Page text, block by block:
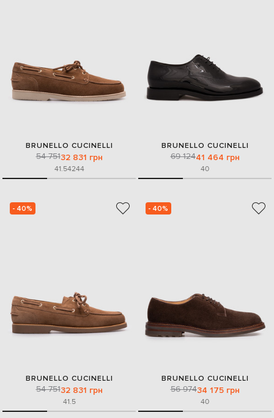
BRUNELLO CUCINELLI
54 75132 831 грн
41.54244
BRUNELLO CUCINELLI
69 12441 464 грн
40
- 40%
BRUNELLO CUCINELLI
54 75132 831 грн
41.5
- 40%
BRUNELLO CUCINELLI
56 97434 175 грн
40